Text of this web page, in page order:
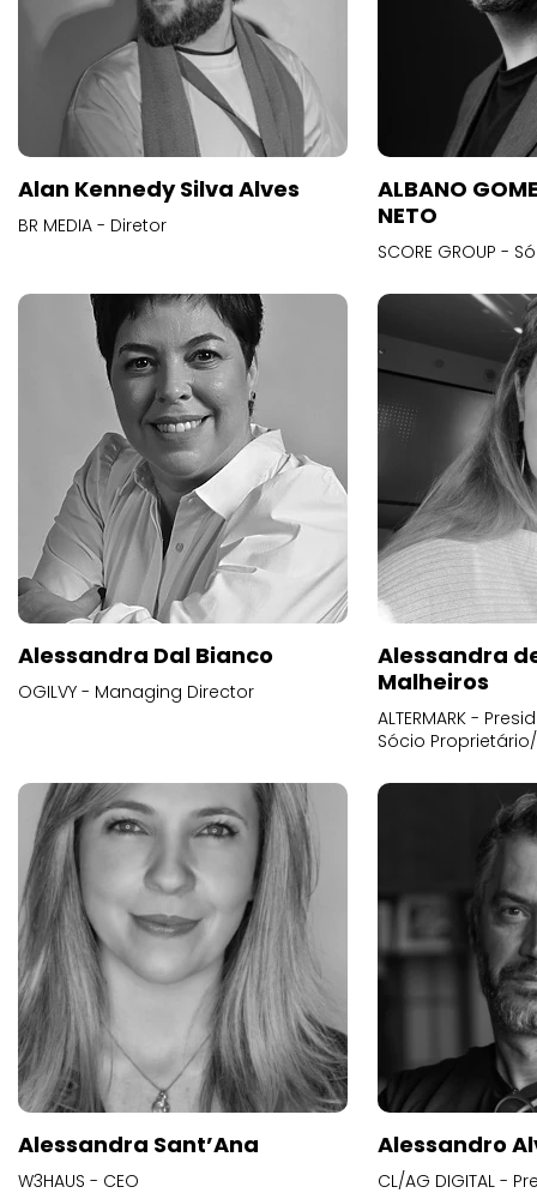
Alan Kennedy Silva Alves
BR MEDIA - Diretor
ALBANO
NETO
SCORE GROUP -
Alessandra Dal Bianco
OGILVY - Managing Director
Alessandra
Malheiros
ALTERMARK -
Sócio
Alessandra Sant’Ana
W3HAUS - CEO
Alessandro
CL/AG DIGITAL -